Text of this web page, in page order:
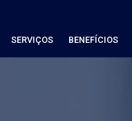
SERVIÇOS BENEFÍCIOS